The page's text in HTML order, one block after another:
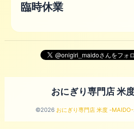
臨時休業
おにぎり専門店 米
©2026 おにぎり専門店 米度 -MAIDO-